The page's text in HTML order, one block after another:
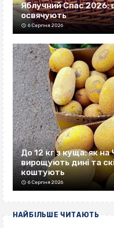
Яблучний Спас 2026:
освячують
6 Серпня 2026
До 12 кг з куща: як на
вирощують дині та
коштують
6 Серпня 2026
НАЙБІЛЬШЕ ЧИТАЮТЬ